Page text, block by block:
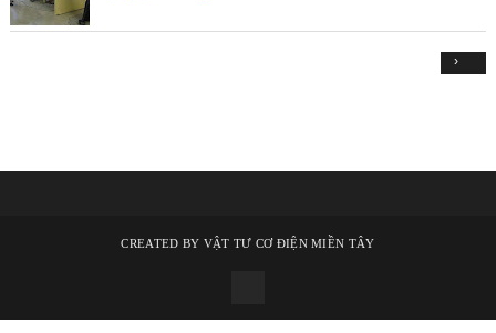
›
CREATED BY VẬT TƯ CƠ ĐIỆN MIỀN TÂY